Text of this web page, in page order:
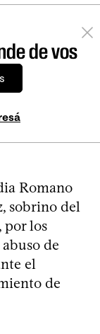
de vos
Romano
sobrino del
por los
de
el
de